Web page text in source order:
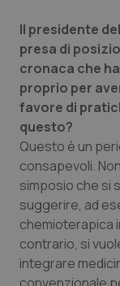
Rene &
Salute
Sangue &
Il presidente
presa di
cronaca che
proprio per
favore di
questo?
Questo è un
consapevoli.
simposio che si
suggerire, ad
chemioterapica
contrario, si
integrare